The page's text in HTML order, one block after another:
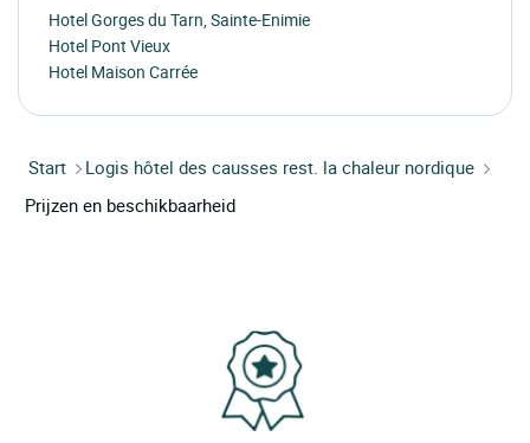
Hotel Gorges du Tarn, Sainte-Enimie
Hotel Pont Vieux
Hotel Maison Carrée
Start
Logis hôtel des causses rest. la chaleur nordique
Prijzen en beschikbaarheid